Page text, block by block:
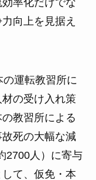
向上を見据え
運転教習所に
の受け入れ策
教習所による
死の大幅な減
2700人）に寄与
て、仮免・本